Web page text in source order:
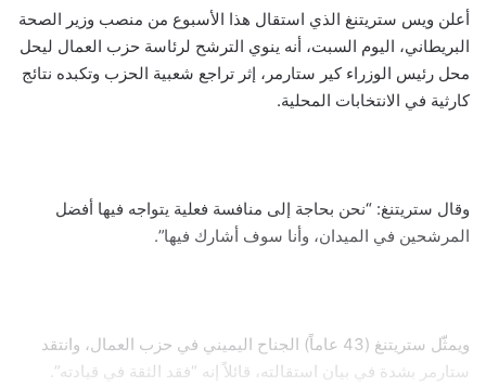
أعلن ويس ستريتنغ الذي استقال هذا الأسبوع من منصب وزير الصحة
البريطاني، اليوم السبت، أنه ينوي الترشح لرئاسة حزب العمال ليحل
محل رئيس الوزراء كير ستارمر، إثر تراجع شعبية الحزب وتكبده نتائج
كارثية في الانتخابات المحلية.
وقال ستريتنغ: “نحن بحاجة إلى منافسة فعلية يتواجه فيها أفضل
المرشحين في الميدان، وأنا سوف أشارك فيها”.
ويمثّل ستريتنغ (43 عاماً) الجناح اليميني في حزب العمال، وانتقد
ستارمر بشدة في بيان استقالته، قائلاً إنه “فقد الثقة في قيادته”.